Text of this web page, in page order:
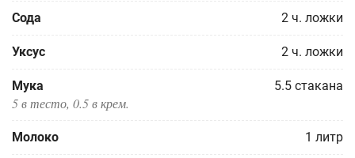
Сода 2 ч. ложки
Уксус 2 ч. ложки
Мука 5.5 стакана
5 в тесто, 0.5 в крем.
Молоко 1 литр